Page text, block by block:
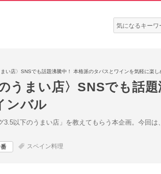
検
索:
まい店〉SNSでも話題沸騰中！ 本格派のタパスとワインを気軽に楽
うまい店〉SNSでも話
ンバル
3.5以下のうまい店」を教えてもらう本企画。今回
スペイン料理